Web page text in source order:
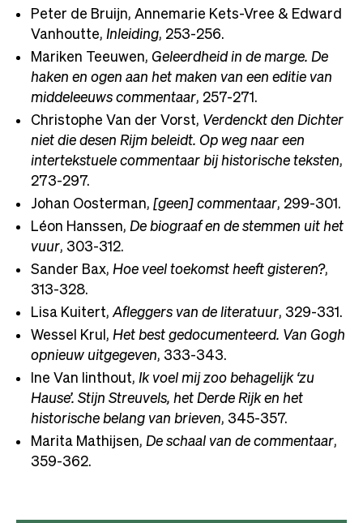
Peter de Bruijn, Annemarie Kets-Vree & Edward
Vanhoutte,Inleiding, 253-256.
Mariken Teeuwen,Geleerdheid in de marge. De
haken en ogen aan het maken van een editie van
middeleeuws commentaar, 257-271.
Christophe Van der Vorst, Verdenckt den Dichter
niet die desen Rijm beleidt. Op weg naar een
intertekstuele commentaar bij historische teksten,
273-297.
Johan Oosterman,[geen] commentaar, 299-301.
Léon Hanssen,De biograaf en de stemmen uit het
vuur, 303-312.
Sander Bax,Hoe veel toekomst heeft gisteren?,
313-328.
Lisa Kuitert,Afleggers van de literatuur, 329-331.
Wessel Krul,Het best gedocumenteerd. Van Gogh
opnieuw uitgegeven, 333-343.
Ine Van linthout,Ik voel mij zoo behagelijk ‘zu
Hause’. Stijn Streuvels, het Derde Rijk en het
historische belang van brieven, 345-357.
Marita Mathijsen,De schaal van de commentaar,
359-362.